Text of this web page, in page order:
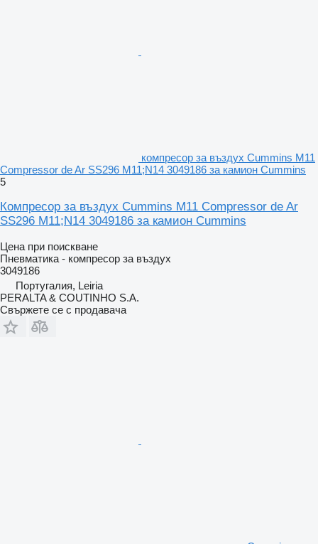
компресор за въздух Cummins M11
Compressor de Ar SS296 M11;N14 3049186 за камион Cummins
5
Компресор за въздух Cummins M11 Compressor de Ar
SS296 M11;N14 3049186 за камион Cummins
Цена при поискване
Пневматика - компресор за въздух
3049186
Португалия, Leiria
PERALTA & COUTINHO S.A.
Свържете се с продавача